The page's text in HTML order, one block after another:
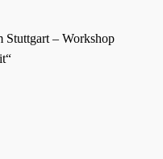
Stuttgart – Workshop